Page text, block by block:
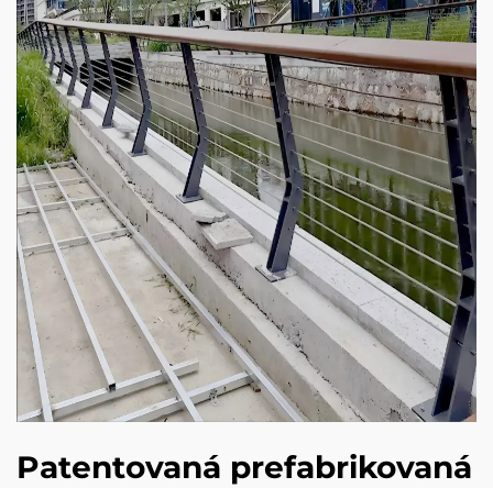
Patentovaná prefabrikovaná